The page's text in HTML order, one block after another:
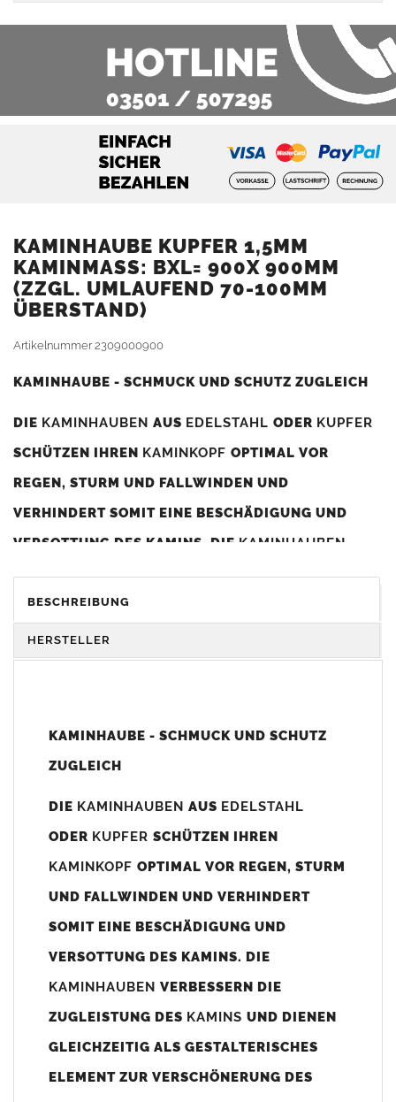
KAMINHAUBE KUPFER 1,5MM
KAMINMASS: BXL= 900X 900MM (
ZZGL. UMLAUFEND 70-100MM Ü
BERSTAND)
Artikelnummer2309000900
KAMINHAUBE - SCHMUCK UND SCHUTZ ZUGLEICH
DIE KAMINHAUBEN AUS EDELSTAHL ODER KUPFER
SCHÜTZEN IHREN KAMINKOPF OPTIMAL VOR
REGEN, STURM UND FALLWINDEN UND
VERHINDERT SOMIT EINE BESCHÄDIGUNG UND
VERSOTTUNG DES KAMINS. DIE KAMINHAUBEN
DIENEN GLEICHZEITIG ALS GESTALTERISCHES
ELEMENT ZUR VERSCHÖNERUNG DES BAUWERKS.
Unsere Maßangaben beziehen sich immer auf das
800mm x 740-800mm angefertigt (siehe Bild/Zeichnung unten).
angefertigt werden (bitte anfragen).
(siehe Bild/Zeichnung unten) angefertigt. Sollten die Bohrungen
nicht passen dann bitte "ohne"Bohrungen (Auswahlfeld)
bis 500mm Kaminbreite: Abstand vom Kaminrand ca.
80mm
BESCHREIBUNG
HERSTELLER
KAMINHAUBE - SCHMUCK UND SCHUTZ
ZUGLEICH
DIE KAMINHAUBEN AUS EDELSTAHL
ODER KUPFER SCHÜTZEN IHREN
KAMINKOPF OPTIMAL VOR REGEN, STURM
UND FALLWINDEN UND VERHINDERT
SOMIT EINE BESCHÄDIGUNG UND
VERSOTTUNG DES KAMINS. DIE
KAMINHAUBEN VERBESSERN DIE
ZUGLEISTUNG DES KAMINS UND DIENEN
GLEICHZEITIG ALS GESTALTERISCHES
ELEMENT ZUR VERSCHÖNERUNG DES